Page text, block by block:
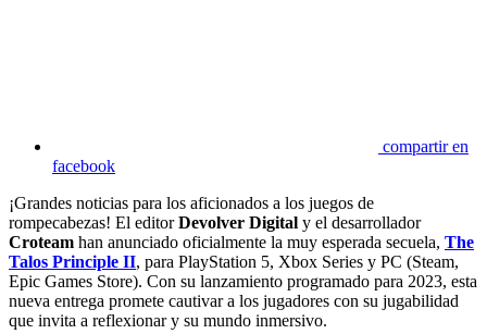
compartir en
facebook
¡Grandes noticias para los aficionados a los juegos de
rompecabezas! El editorDevolver Digital y el desarrollador
Croteam han anunciado oficialmente la muy esperada secuela, The
Talos Principle II, para PlayStation 5, Xbox Series y PC (Steam,
Epic Games Store). Con su lanzamiento programado para 2023, esta
nueva entrega promete cautivar a los jugadores con su jugabilidad
que invita a reflexionar y su mundo inmersivo.